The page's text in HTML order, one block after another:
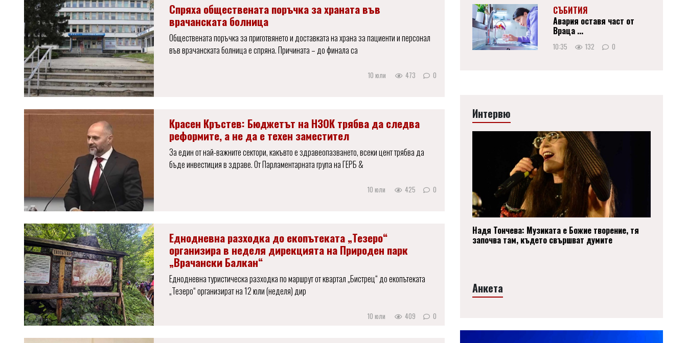
Спряха обществената поръчка за храната във
врачанската болница
Обществената поръчка за приготвянето и доставката на храна за пациенти и персонал
във врачанската болница е спряна. Причината – до финала са
10 юли 473 0
Красен Кръстев: Бюджетът на НЗОК трябва да следва
реформите, а не да е техен заместител
За един от най-важните сектори, какъвто е здравеопазването, всеки цент трябва да
бъде инвестиция в здраве. От Парламентарната група на ГЕРБ &
10 юли 425 0
Еднодневна разходка до екопътеката „Тезеро“
организира в неделя дирекцията на Природен парк
„Врачански Балкан“
Еднодневна туристическа разходка по маршрут от квартал „Бистрец“ до екопътеката
„Тезеро“ организират на 12 юли (неделя) дир
10 юли 409 0
СЪБИТИЯ
Авария оставя част от
Враца ...
10:35 132 0
Интервю
Надя Тончева: Музиката е Божие творение, тя
започва там, където свършват думите
Анкета